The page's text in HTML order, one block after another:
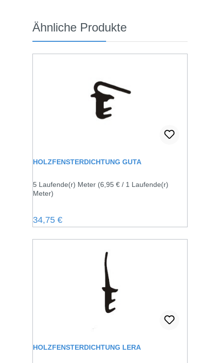
Produktgalerie überspringen
Ähnliche Produkte
HOLZFENSTERDICHTUNG GUTA
5 Laufende(r) Meter (6,95 € / 1 Laufende(r)
Meter)
Regulärer Preis:
34,75 €
HOLZFENSTERDICHTUNG LERA